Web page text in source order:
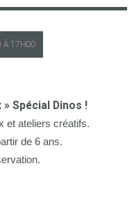
À 17H00
Spécial Dinos !
et ateliers créatifs.
de 6 ans.